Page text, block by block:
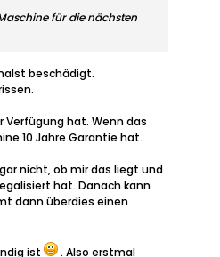
für die nächsten
beschädigt.
Verfügung hat. Wenn das
10 Jahre Garantie hat.
nicht, ob mir das liegt und
hat. Danach kann
dann überdies einen
ist . Also erstmal